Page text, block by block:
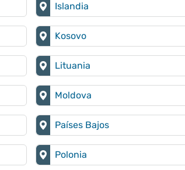
Islandia
Kosovo
Lituania
Moldova
Países Bajos
Polonia